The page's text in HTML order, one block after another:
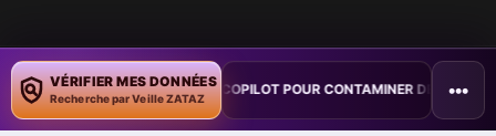
Copyright © 2010 / 2026 DATA SECURITY BREACH - Groupe
ZATAZ Média
VÉRIFIER MES DONNÉES
Recherche par Veille ZATAZ
WORD EXPLOITE COPILOT POUR CONTAMINER DES DOCUMENTS•••